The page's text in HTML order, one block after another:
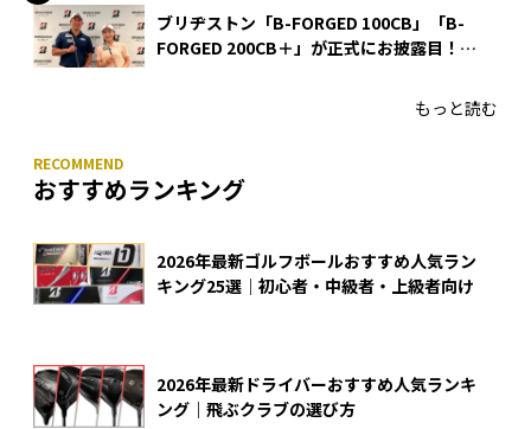
ブリヂストン「B-FORGED 100CB」「B-
FORGED 200CB＋」が正式にお披露目！
もっと読む
おすすめランキング
2026年最新ゴルフボールおすすめ人気ラン
キング25選｜初心者・中級者・上級者向け
2026年最新ドライバーおすすめ人気ランキ
ング｜飛ぶクラブの選び方